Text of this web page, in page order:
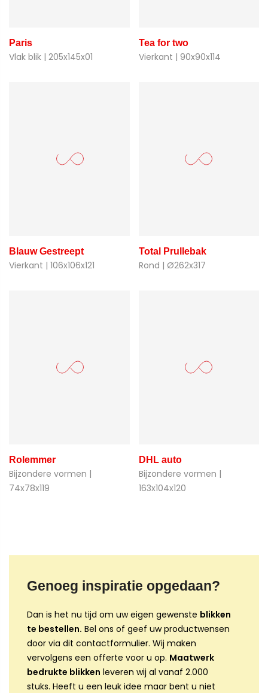
Paris
Vlak blik | 205x145x01
Tea for two
Vierkant | 90x90x114
Blauw Gestreept
Vierkant | 106x106x121
Total Prullebak
Rond | Ø262x317
Rolemmer
Bijzondere vormen |
74x78x119
DHL auto
Bijzondere vormen |
163x104x120
Genoeg inspiratie opgedaan?
Dan is het nu tijd om uw eigen gewenste blikken
te bestellen. Bel ons of geef uw productwensen
door via dit contactformulier. Wij maken
vervolgens een offerte voor u op. Maatwerk
bedrukte blikken leveren wij al vanaf 2.000
stuks. Heeft u een leuk idee maar bent u niet